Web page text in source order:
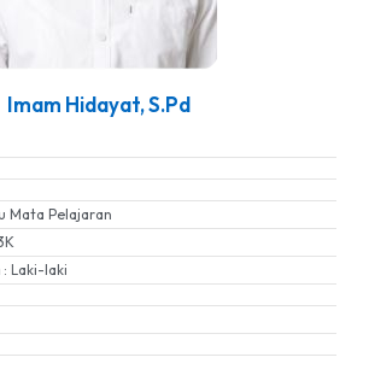
Imam Hidayat, S.Pd
Mata Pelajaran
: Laki-laki